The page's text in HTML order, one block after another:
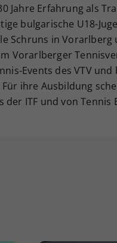
Jahre Erfahrung als
bulgarische U18-
Schruns in Vorarlberg
Vorarlberger
Events des VTV und
ihre Ausbildung
ITF und von Tennis